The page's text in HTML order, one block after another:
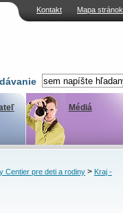
Kontakt Mapa stránok
Médiá
Centier pre deti a rodiny> Kraj -